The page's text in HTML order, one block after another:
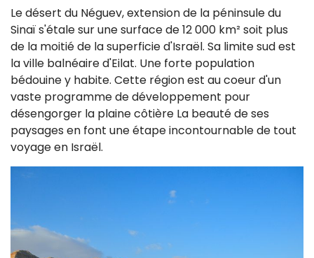
Le désert du Néguev, extension de la péninsule du
Sinaï s'étale sur une surface de 12 000 km² soit plus
de la moitié de la superficie d'Israël. Sa limite sud est
la ville balnéaire d'Eilat. Une forte population
bédouine y habite. Cette région est au coeur d'un
vaste programme de développement pour
désengorger la plaine côtière La beauté de ses
paysages en font une étape incontournable de tout
voyage en Israël.